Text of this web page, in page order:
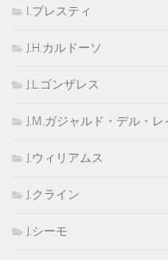
I.プレスティ
J.H.カルドーソ
J.L.ゴンザレス
J.M.ガジャルド・デル・レ
J.ウィリアムス
J.クライン
J.シーモ